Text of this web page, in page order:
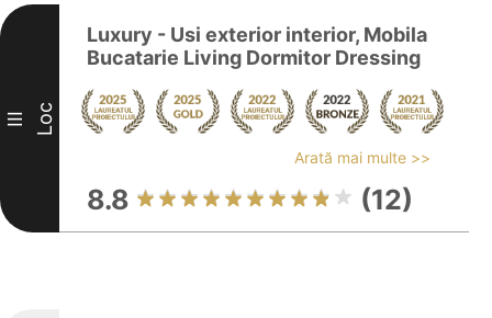
III Loc
Luxury - Usi exterior interior, Mobila
Bucatarie Living Dormitor Dressing
Arată mai multe >>
8.8 (12)